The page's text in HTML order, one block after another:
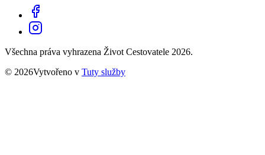
Všechna práva vyhrazena Život Cestovatele 2026.
© 2026Vytvořeno v Tuty služby